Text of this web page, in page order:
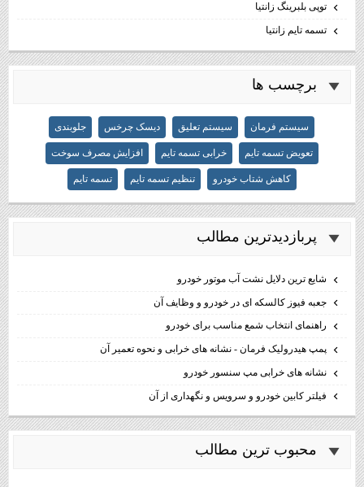
توپی بلبرینگ زانتیا
تسمه تایم زانتیا
برچسب ها
سیستم فرمان سیستم تعلیق دیسک چرخس جلوبندی
تعویض تسمه تایم خرابی تسمه تایم افزایش مصرف سوخت
کاهش شتاب خودرو تنظیم تسمه تایم تسمه تایم
پربازديدترين مطالب
شایع ترین دلایل نشت آب موتور خودرو
جعبه فیوز کالسکه ای در خودرو و وظایف آن
راهنمای انتخاب شمع مناسب برای خودرو
پمپ هیدرولیک فرمان - نشانه های خرابی و نحوه تعمیر آن
نشانه های خرابی مپ سنسور خودرو
فیلتر کابین خودرو و سرویس و نگهداری از آن
محبوب ترين مطالب